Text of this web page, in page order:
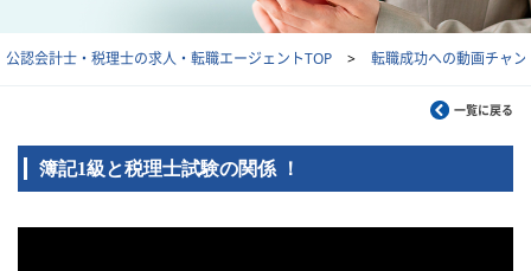
公認会計士・税理士の求人・転職エージェントTOP 転職成功への動画チャン
一覧に戻る
簿記1級と税理士試験の関係 ！